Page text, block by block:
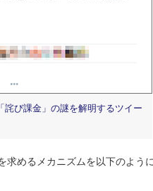
詫び課金」の謎を解明するツイー
めるメカニズムを以下のように